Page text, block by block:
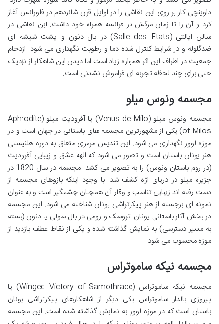
داوینچی کار بر روی این نقاشی را در اوایل قرن شانزدهم در فلورانس آغاز
کرد و آن را تا زمان مرگش در فرانسه همراه خود داشت. این نقاشی در
سالن ایالتی (Salle des États) در بال دنون و پشت شیشه ای
ضدگلوله و در شرایط کنترل شده دما و رطوبت نگهداری می شود. ازدحام
جمعیت در اطراف این اثر همواره زیاد است اما دیدن این شاهکار از نزدیک
حتی برای چند لحظه تجربه ای فراموش نشدنی است.
مجسمه ونوس میلو
مجسمه ونوس میلو (Venus de Milo) یا آفرودیت میلو (Aphrodite
of Milos) یکی از مشهورترین مجسمه های باستانی در جهان است و در
موزه لوور نگهداری می شود. این تندیس مرمری متعلق به دوره هلنیستی
هنر یونان باستان است و تصور می شود که الهه عشق و زیبایی آفرودیت
(در روم باستان ونوس) را به تصویر می کشد. مجسمه در سال 1820 در
جزیره میلو در دریای اژه کشف شد. با وجود اینکه بازوهای مجسمه از
دست رفته اند زیبایی تناسب و وقار آن همچنان چشمگیر است و به عنوان
نمونه ای برجسته از هنر پیکرتراشی یونان شناخته می شود. این مجسمه
در بخش آثار باستانی یونان اتروسک و رومی در بال سولی یا دنون (بسته
به مسیر دسترسی) به نمایش گذاشته شده و یکی از نقاط عطف بازدید از
موزه محسوب می شود.
مجسمه نیکه ساموتراس
مجسمه نیکه ساموتراس (Winged Victory of Samothrace) یا
پیروزی بالدار ساموتراس یکی دیگر از شاهکارهای پیکرتراشی یونان
باستان است که در موزه لوور به نمایش گذاشته شده است. این مجسمه